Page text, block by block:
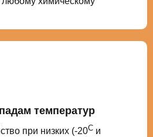
температур
при низких (-20С и